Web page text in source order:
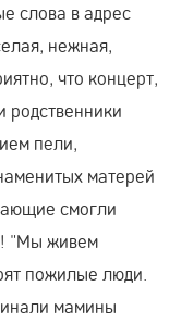
слова в адрес
нежная,
что концерт,
родственники
пели,
матерей
смогли
"Мы живем
пожилые люди.
мамины